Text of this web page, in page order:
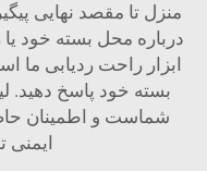
منزل تا مقصد نهایی
درباره محل بسته خود
ابزار راحت ردیابی ما
بسته خود پاسخ دهید.
شماست و اطمینان